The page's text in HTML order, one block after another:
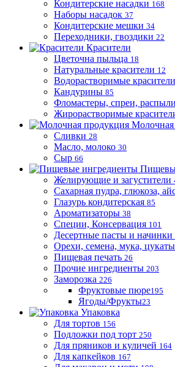
Кондитерские насадки 168
Наборы насадок 37
Кондитерские мешки 34
Переходники, гвоздики 22
Красители
Цветочна пыльца 18
Натуральные красители 12
Водорастворимые красители
Кандурины 85
Фломастеры, спреи,
Жирорастворимые
Сливки 28
Масло, молоко 30
Сыр 66
Желирующие и загустители
Сахарная пудра, глюкоза,
Глазурь кондитерская 85
Ароматизаторы 38
Специи, Консервация 101
Десертные пасты и начинки
Орехи, семена, мука, цукаты
Пищевая печать 26
Прочие ингредиенты 203
Заморозка 226
Фруктовые пюре195
Ягоды/Фрукты23
Упаковка
Для тортов 156
Подложки под торт 250
Для пряников и куличей 164
Для капкейков 167